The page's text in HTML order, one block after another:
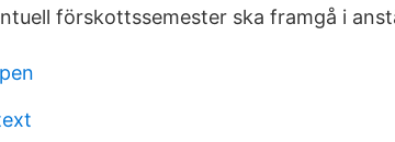
förskottssemester ska framgå i